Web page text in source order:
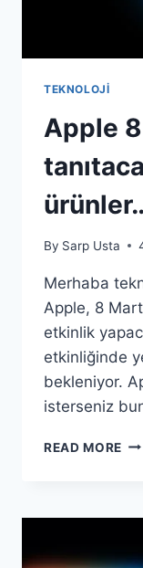
TEKNOLOJI
Apple
By Sarp Usta
Merhaba
Apple, 8
etkinlik
etkinliğinde
bekleniyor.
isterseniz
READ MORE